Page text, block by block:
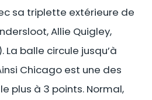
sa triplette extérieure de
Allie Quigley,
La balle circule jusqu’à
Chicago est une des
plus à 3 points. Normal,